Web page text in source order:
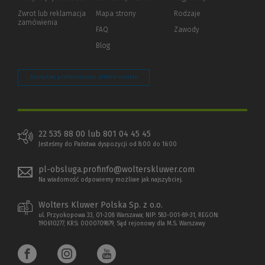
innej
Zwrot lub reklamacja
zamówienia
Mapa strony
FAQ
Blog
Rodzaje
Zawody
Zarządzaj preferencjami plików cookie
22 535 88 00 lub 801 04 45 45
Jesteśmy do Państwa dyspozycji od 8:00 do 16:00
pl-obsluga.profinfo@wolterskluwer.com
Na wiadomość odpowiemy możliwe jak najszybciej.
Wolters Kluwer Polska Sp. z o.o.
ul. Przyokopowa 33, 01-208 Warszawa; NIP: 583-001-89-31, REGON:
190610277, KRS: 0000709879, Sąd rejonowy dla M.S. Warszawy